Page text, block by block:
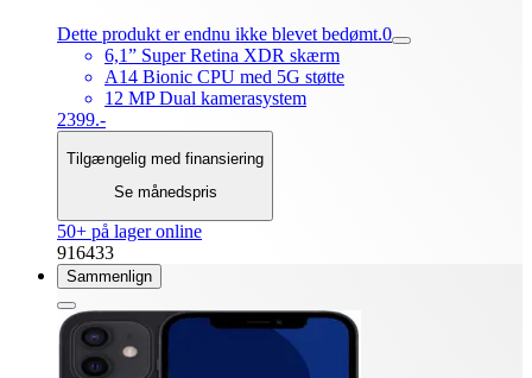
Dette produkt er endnu ikke blevet bedømt.0
6,1” Super Retina XDR skærm
A14 Bionic CPU med 5G støtte
12 MP Dual kamerasystem
2399.-
Tilgængelig med finansiering
Se månedspris
50+ på lager online
916433
Sammenlign